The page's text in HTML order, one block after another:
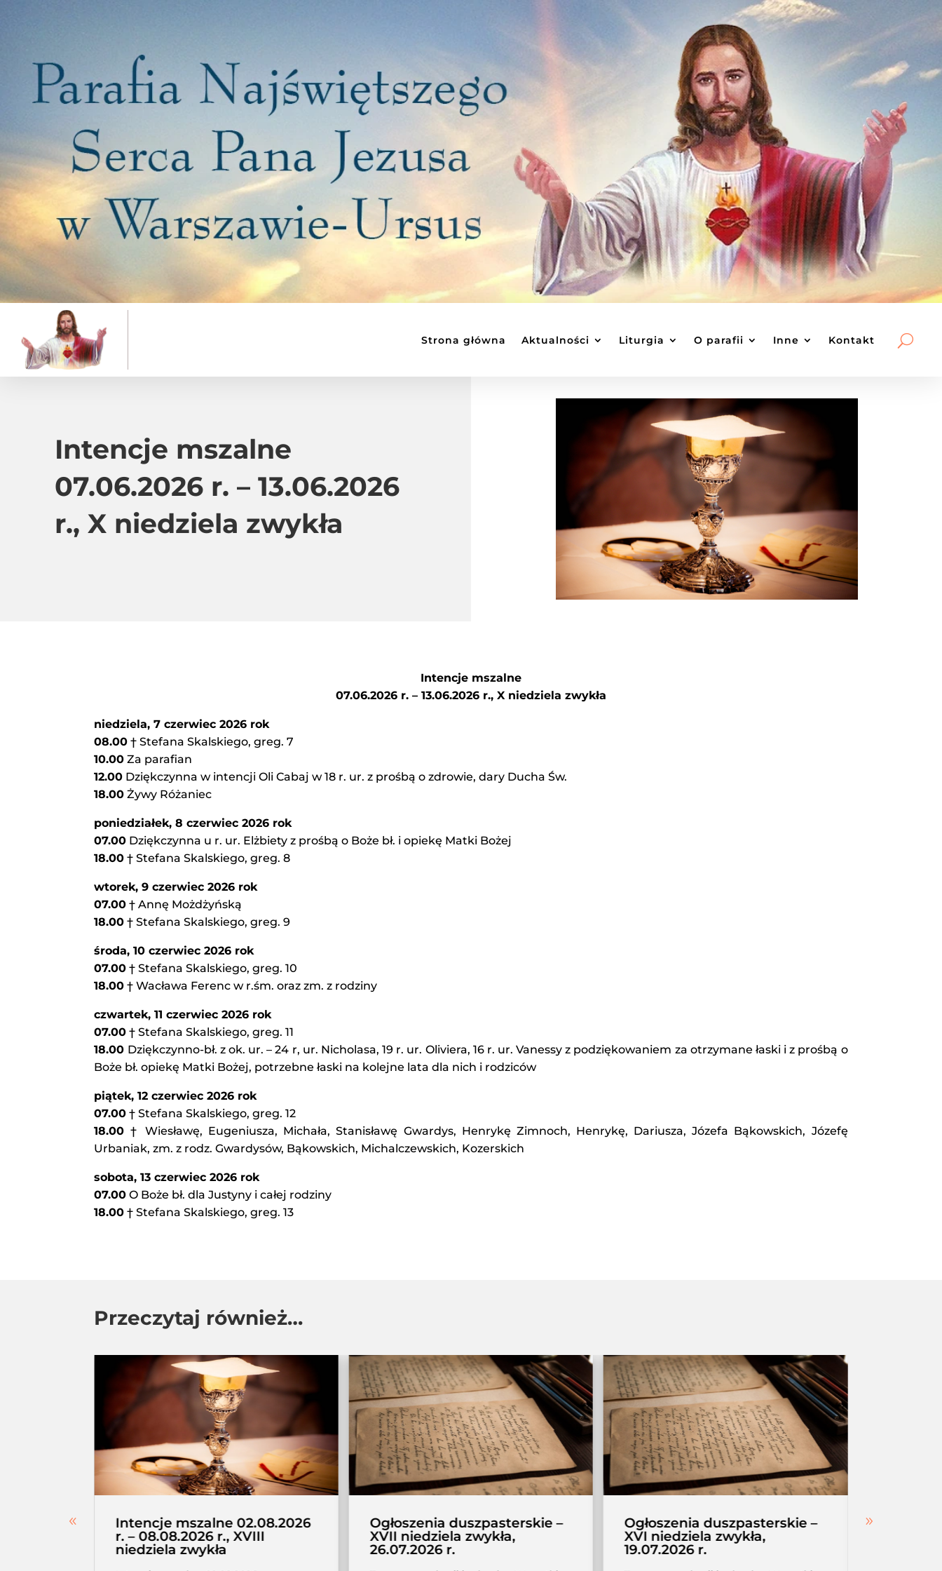
Strona główna Aktualności Liturgia O parafii Inne Kontakt
Intencje mszalne
07.06.2026 r. – 13.06.2026
r., X niedziela zwykła
Intencje mszalne
07.06.2026 r. – 13.06.2026 r., X niedziela zwykła
niedziela, 7 czerwiec 2026 rok
08.00 † Stefana Skalskiego, greg. 7
10.00 Za parafian
12.00 Dziękczynna w intencji Oli Cabaj w 18 r. ur. z prośbą o zdrowie, dary Ducha Św.
18.00 Żywy Różaniec
poniedziałek, 8 czerwiec 2026 rok
07.00 Dziękczynna u r. ur. Elżbiety z prośbą o Boże bł. i opiekę Matki Bożej
18.00 † Stefana Skalskiego, greg. 8
wtorek, 9 czerwiec 2026 rok
07.00 † Annę Możdżyńską
18.00 † Stefana Skalskiego, greg. 9
środa, 10 czerwiec 2026 rok
07.00 † Stefana Skalskiego, greg. 10
18.00 † Wacława Ferenc w r.śm. oraz zm. z rodziny
czwartek, 11 czerwiec 2026 rok
07.00 † Stefana Skalskiego, greg. 11
18.00 Dziękczynno-bł. z ok. ur. – 24 r, ur. Nicholasa, 19 r. ur. Oliviera, 16 r. ur. Vanessy z podziękowaniem za otrzymane łaski i z prośbą o
Boże bł. opiekę Matki Bożej, potrzebne łaski na kolejne lata dla nich i rodziców
piątek, 12 czerwiec 2026 rok
07.00 † Stefana Skalskiego, greg. 12
18.00 † Wiesławę, Eugeniusza, Michała, Stanisławę Gwardys, Henrykę Zimnoch, Henrykę, Dariusza, Józefa Bąkowskich, Józefę
Urbaniak, zm. z rodz. Gwardysów, Bąkowskich, Michalczewskich, Kozerskich
sobota, 13 czerwiec 2026 rok
07.00 O Boże bł. dla Justyny i całej rodziny
18.00 † Stefana Skalskiego, greg. 13
Przeczytaj również…
Intencje mszalne 02.08.2026
r. – 08.08.2026 r., XVIII
niedziela zwykła
Ogłoszenia duszpasterskie –
XVII niedziela zwykła,
26.07.2026 r.
Ogłoszenia duszpasterskie –
XVI niedziela zwykła,
19.07.2026 r.